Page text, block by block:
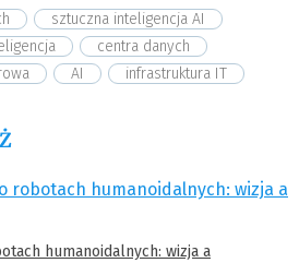
sztuczna inteligencja AI
centra danych
AI infrastruktura IT
humanoidalnych: wizja a